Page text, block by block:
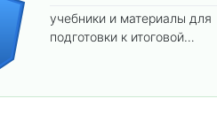
учебники и материалы для
подготовки к итоговой